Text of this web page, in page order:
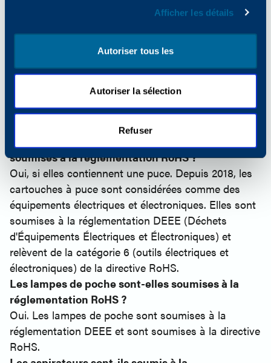
Afficher les détails
Autoriser tous les
Autoriser la sélection
Refuser
Questions fréquemment posées
Comment puis-je obtenir un formulaire de
déclaration ROHS ?
déclaration ROHS en remplissant le formulaire de
demande suivant et en l'envoyant par e-mail à
KatunCompliance@katun.com.
Cliquez ici pour voir et télécharger le formulaire
soumises à la réglementation RoHS ?
Oui, si elles contiennent une puce. Depuis 2018, les
cartouches à puce sont considérées comme des
équipements électriques et électroniques. Elles sont
soumises à la réglementation DEEE (Déchets
d'Équipements Électriques et Électroniques) et
relèvent de la catégorie 6 (outils électriques et
électroniques) de la directive RoHS.
Les lampes de poche sont-elles soumises à la
réglementation RoHS ?
Oui. Les lampes de poche sont soumises à la
réglementation DEEE et sont soumises à la directive
RoHS.